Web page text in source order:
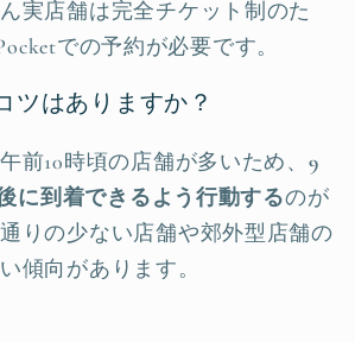
実店舗は完全チケット制のた
での予約が必要です。
ツはありますか？
前10時頃の店舗が多いため、 9
に到着できるよう行動するのが
りの少ない店舗や郊外型店舗の
傾向があります。